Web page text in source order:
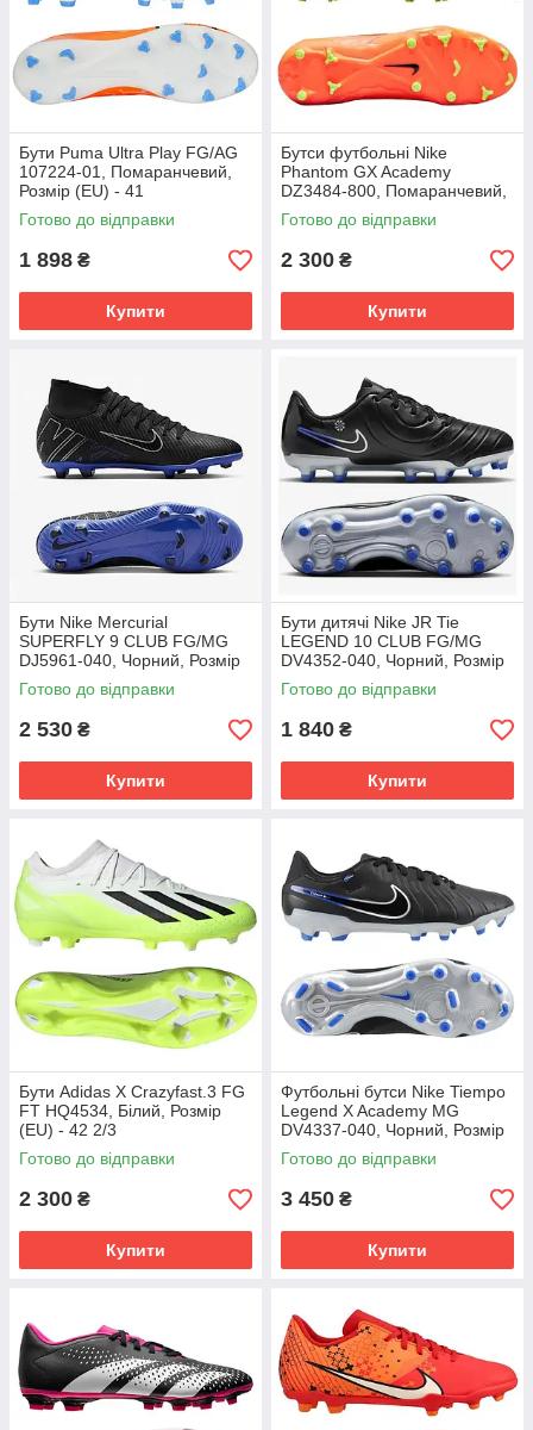
Бути Puma Ultra Play FG/AG
107224-01, Помаранчевий,
Розмір (EU) - 41
Готово до відправки
1 898 ₴
Купити
Бутси футбольні Nike
Phantom GX Academy
DZ3484-800, Помаранчевий,
Розмір (EU) - 39
Готово до відправки
2 300 ₴
Купити
Бути Nike Mercurial
SUPERFLY 9 CLUB FG/MG
DJ5961-040, Чорний, Розмір
(EU) - 42
Готово до відправки
2 530 ₴
Купити
Бути дитячі Nike JR Tie
LEGEND 10 CLUB FG/MG
DV4352-040, Чорний, Розмір
(EU) - 38.5
Готово до відправки
1 840 ₴
Купити
Бути Adidas X Crazyfast.3 FG
FT HQ4534, Білий, Розмір
(EU) - 42 2/3
Готово до відправки
2 300 ₴
Купити
Футбольні бутси Nike Tiempo
Legend X Academy MG
DV4337-040, Чорний, Розмір
(EU) - 43
Готово до відправки
3 450 ₴
Купити